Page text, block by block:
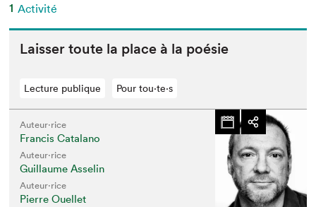
1 Activité
Laiss­er toute la place à la poésie
Lecture publique Pour tou⋅te⋅s
Auteur·rice
Francis Catalano
Auteur·rice
Guillaume Asselin
Auteur·rice
Pierre Ouellet